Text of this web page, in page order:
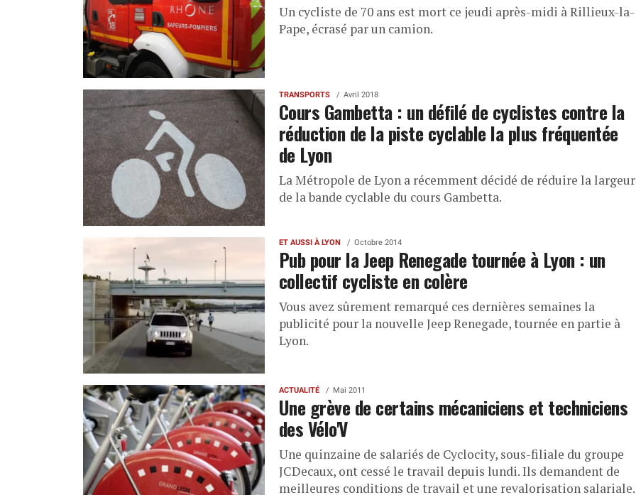
Un cycliste de 70 ans est mort ce jeudi après-midi à Rillieux-la-
Pape, écrasé par un camion.
TRANSPORTS Avril 2018
Cours Gambetta : un défilé de cyclistes contre la
réduction de la piste cyclable la plus fréquentée
de Lyon
La Métropole de Lyon a récemment décidé de réduire la largeur
de la bande cyclable du cours Gambetta.
ET AUSSI À LYON Octobre 2014
Pub pour la Jeep Renegade tournée à Lyon : un
collectif cycliste en colère
Vous avez sûrement remarqué ces dernières semaines la
publicité pour la nouvelle Jeep Renegade, tournée en partie à
Lyon.
ACTUALITÉ Mai 2011
Une grève de certains mécaniciens et techniciens
des Vélo'V
Une quinzaine de salariés de Cyclocity, sous-filiale du groupe
JCDecaux, ont cessé le travail depuis lundi. Ils demandent de
meilleures conditions de travail et une revalorisation salariale.